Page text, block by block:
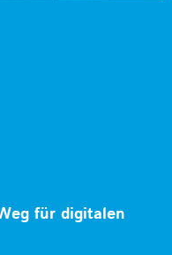
für digitalen